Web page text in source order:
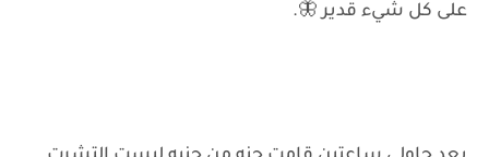
على كل شيء قدير 🦋.